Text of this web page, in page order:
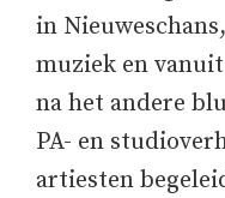
in
muziek en vanuit
na het andere
PA- en
artiesten